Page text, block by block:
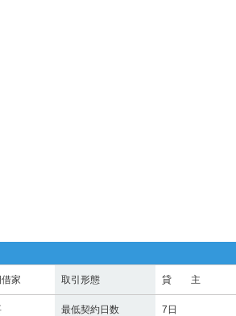
家 取引形態 貸 主
最低契約日数 7日